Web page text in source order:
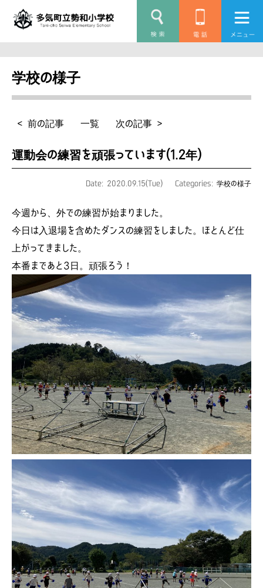
学校の様子
< 前の記事 一覧 次の記事 >
運動会の練習を頑張っています(1.2年)
Date: 2020.09.15(Tue) Categories: 学校の様子
今週から、外での練習が始まりました。
今日は入退場を含めたダンスの練習をしました。ほとんど仕
上がってきました。
本番まであと3日。頑張ろう！